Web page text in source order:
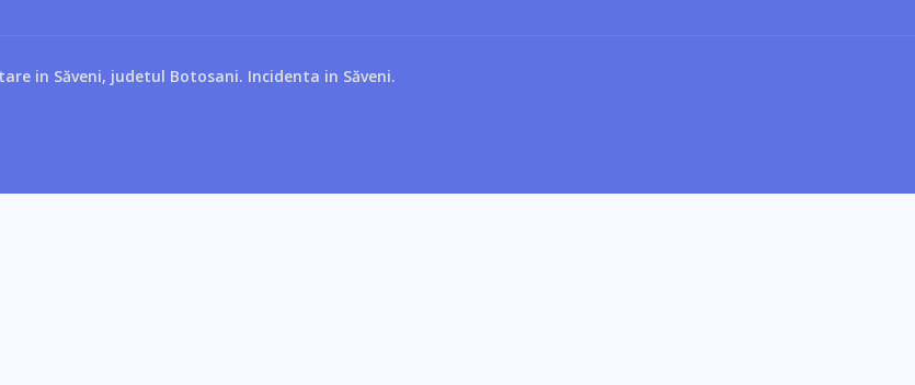
in Săveni, judetul Botosani. Incidenta in Săveni.